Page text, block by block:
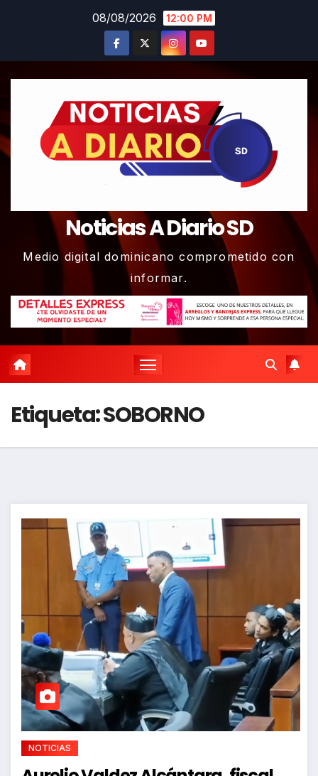
08/08/2026 12:00 PM
Noticias A Diario SD
Medio digital dominicano comprometido con
informar.
Etiqueta:SOBORNO
NOTICIAS